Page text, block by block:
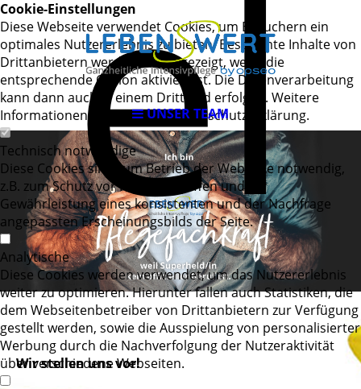
UNSER TEAM
el
Wir stellen uns vor!
Cookie-Einstellungen
Diese Webseite verwendet Cookies, um Besuchern ein
optimales Nutzererlebnis zu bieten. Bestimmte Inhalte von
Drittanbietern werden nur angezeigt, wenn die
entsprechende Option aktiviert ist. Die Datenverarbeitung
kann dann auch in einem Drittland erfolgen. Weitere
Informationen hierzu in der Datenschutzerklärung.
Technisch notwendige
Diese Cookies sind zum Betrieb der Webseite notwendig,
z.B. zum Schutz vor Hackerangriffen und zur
Gewährleistung eines konsistenten und der Nachfrage
angepassten Erscheinungsbilds der Seite.
Analytische
Diese Cookies werden verwendet, um das Nutzererlebnis
weiter zu optimieren. Hierunter fallen auch Statistiken, die
dem Webseitenbetreiber von Drittanbietern zur Verfügung
gestellt werden, sowie die Ausspielung von personalisierter
Werbung durch die Nachverfolgung der Nutzeraktivität
über verschiedene Webseiten.